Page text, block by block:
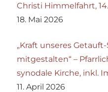
Christi Himmelfahrt,
18. Mai 2026
„Kraft unseres
mitgestalten“ –
synodale Kirche, inkl.
11. April 2026